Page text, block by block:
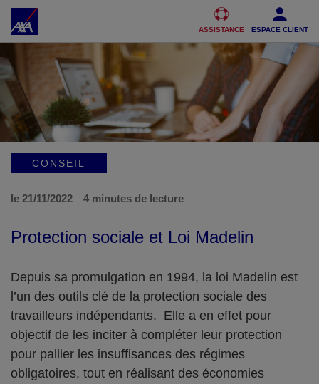
Accéder au Contenu Accéder au Pied de page
ASSISTANCE ESPACE CLIENT
CONSEIL
le 21/11/2022 4 minutes de lecture
Protection sociale et Loi Madelin
Depuis sa promulgation en 1994, la loi Madelin est
l’un des outils clé de la protection sociale des
travailleurs indépendants. Elle a en effet pour
objectif de les inciter à compléter leur protection
pour pallier les insuffisances des régimes
obligatoires, tout en réalisant des économies